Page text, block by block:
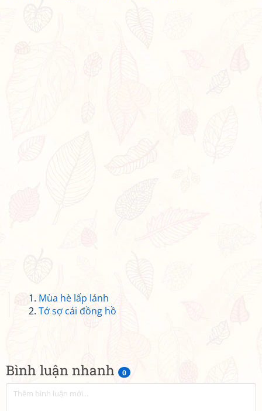
Bình luận nhanh 0
Mùa hè lấp lánh
Tớ sợ cái đồng hồ